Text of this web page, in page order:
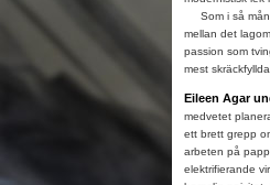
Som i så
mellan det
passion som
mest
Eileen Agar
medvetet
ett brett grepp
arbeten på
elektrifierande